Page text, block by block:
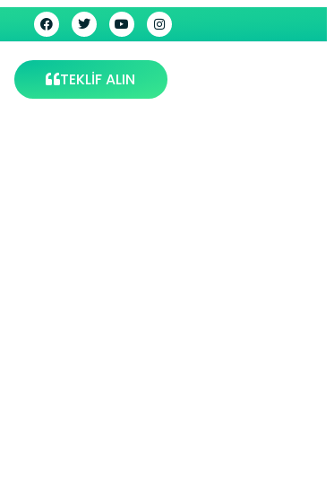
TEKLİF ALIN